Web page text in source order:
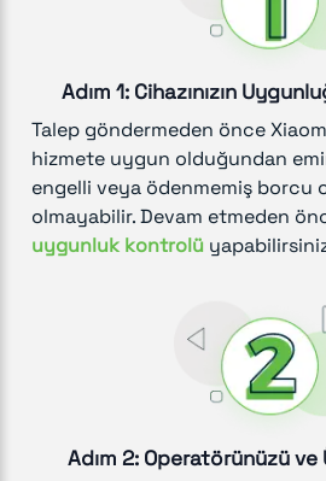
Adım 1: Cihazınızın
Talep göndermeden önce
hizmete uygun olduğundan
engelli veya ödenmemiş borcu
olmayabilir. Devam etmeden
uygunluk kontrolü
Adım 2: Operatörünüzü